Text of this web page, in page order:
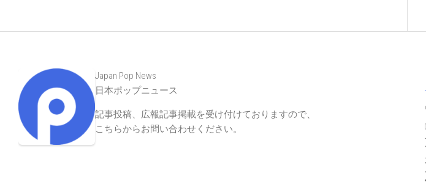
Japan Pop News
日本ポップニュース
記事投稿、広報記事掲載を受け付けておりますので、
こちらからお問い合わせください。